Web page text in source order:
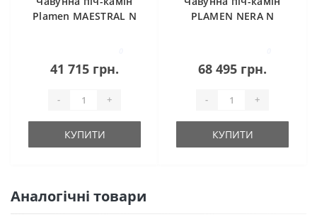
Plamen MAESTRAL N
41 715 грн.
- +
КУПИТИ
PLAMEN NERA N
68 495 грн.
- +
КУПИТИ
Аналогічні товари